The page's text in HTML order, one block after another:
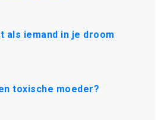
als iemand in je droom
toxische moeder?